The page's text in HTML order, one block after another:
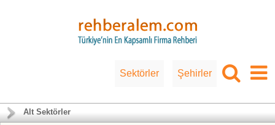
Sektörler Şehirler
Alt Sektörler